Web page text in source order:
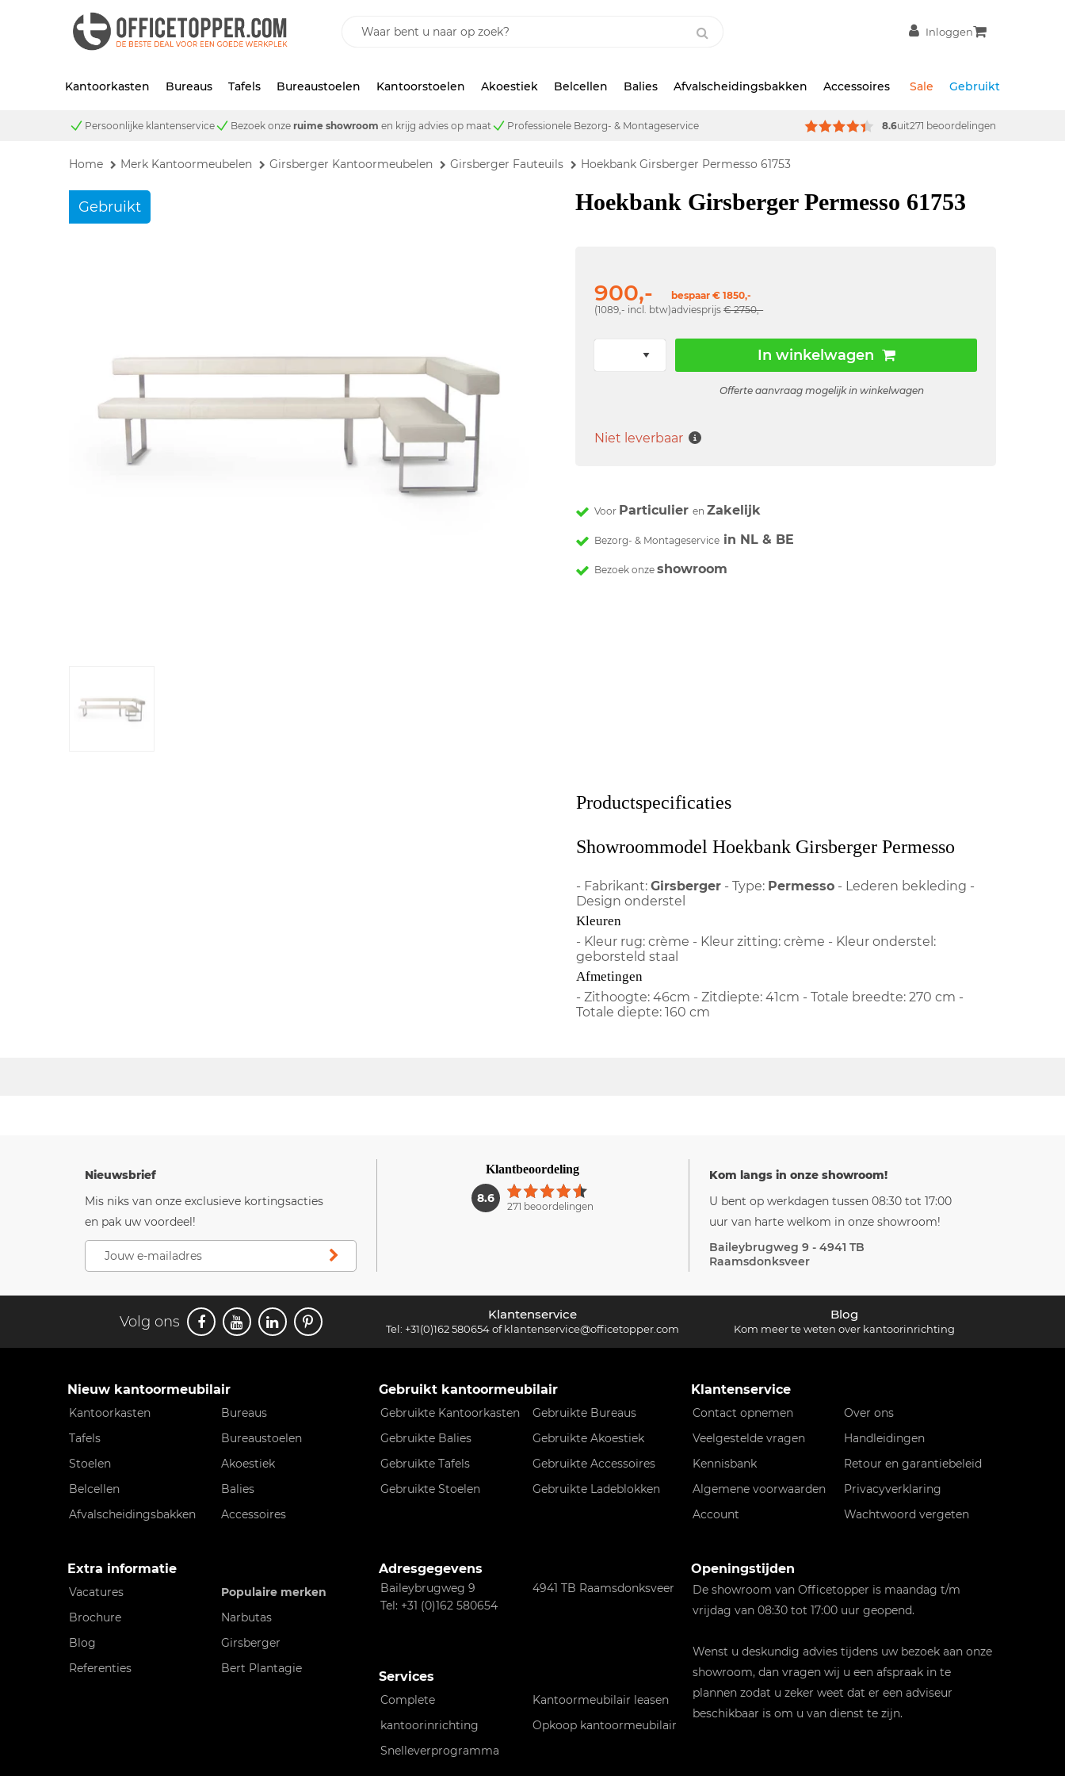
Inloggen
Kantoorkasten Bureaus Tafels Bureaustoelen Kantoorstoelen Akoestiek Belcellen Balies Afvalscheidingsbakken Accessoires Sale Gebruikt
Persoonlijke klantenservice Bezoek onze ruime showroom en krijg advies op maat Professionele Bezorg- & Montageservice 8.6uit271 beoordelingen
Home Merk Kantoormeubelen Girsberger Kantoormeubelen Girsberger Fauteuils Hoekbank Girsberger Permesso 61753
Gebruikt Hoekbank Girsberger Permesso 61753
900,-
(1089,- incl. btw)
bespaar € 1850,-
adviesprijs€ 2750,-
In winkelwagen
Offerte aanvraag mogelijk in winkelwagen
Niet leverbaar
Voor ParticulierenZakelijk
Bezorg- & Montageservice in NL & BE
Bezoek onzeshowroom
Productspecificaties
Showroommodel Hoekbank Girsberger Permesso
- Fabrikant: Girsberger - Type: Permesso - Lederen bekleding -
Design onderstel
Kleuren
- Kleur rug: crème - Kleur zitting: crème - Kleur onderstel:
geborsteld staal
Afmetingen
- Zithoogte: 46cm - Zitdiepte: 41cm - Totale breedte: 270 cm -
Totale diepte: 160 cm
Nieuwsbrief
Mis niks van onze exclusieve kortingsacties
en pak uw voordeel!
Klantbeoordeling
8.6 1
271 beoordelingen
Kom langs in onze showroom!
U bent op werkdagen tussen 08:30 tot 17:00
uur van harte welkom in onze showroom!
Baileybrugweg 9 - 4941 TB
Raamsdonksveer
Volg ons Klantenservice
Tel: +31(0)162 580654ofklantenservice@officetopper.com
Blog
Kom meer te weten over kantoorinrichting
Nieuw kantoormeubilair
Kantoorkasten
Bureaus
Tafels
Bureaustoelen
Stoelen
Akoestiek
Belcellen
Balies
Afvalscheidingsbakken
Accessoires
Extra informatie
Vacatures
Populaire merken
Brochure
Narbutas
Blog
Girsberger
Referenties
Bert Plantagie
Gebruikt kantoormeubilair
Gebruikte Kantoorkasten
Gebruikte Bureaus
Gebruikte Balies
Gebruikte Akoestiek
Gebruikte Tafels
Gebruikte Accessoires
Gebruikte Stoelen
Gebruikte Ladeblokken
Adresgegevens
Baileybrugweg 9
4941 TB Raamsdonksveer
Tel: +31 (0)162 580654
Services
Complete
kantoorinrichting
Kantoormeubilair leasen
Opkoop kantoormeubilair
Snelleverprogramma
Klantenservice
Contact opnemen
Over ons
Veelgestelde vragen
Handleidingen
Kennisbank
Retour en garantiebeleid
Algemene voorwaarden
Privacyverklaring
Account
Wachtwoord vergeten
Openingstijden
De showroom van Officetopper is maandag t/m
vrijdag van 08:30 tot 17:00 uur geopend.
Wenst u deskundig advies tijdens uw bezoek aan onze
showroom, dan vragen wij u een afspraak in te
plannen zodat u zeker weet dat er een adviseur
beschikbaar is om u van dienst te zijn.